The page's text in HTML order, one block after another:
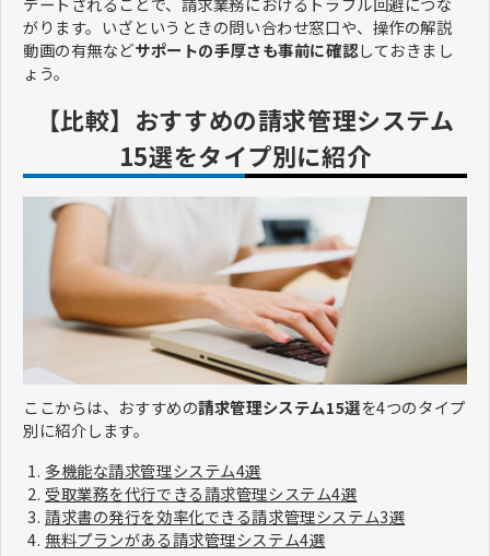
がります。いざというときの問い合わせ窓口や、操作の解説
動画の有無などサポートの手厚さも事前に確認しておきまし
ょう。
【比較】おすすめの請求管理システム
15選をタイプ別に紹介
ここからは、おすすめの請求管理システム15選を4つのタイプ
別に紹介します。
多機能な請求管理システム4選
受取業務を代行できる請求管理システム4選
請求書の発行を効率化できる請求管理システム3選
無料プランがある請求管理システム4選